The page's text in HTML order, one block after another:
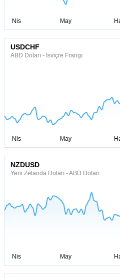
USDCHF
ABD Doları - İsviçre Frangı
NZDUSD
Yeni Zelanda Doları - ABD Doları